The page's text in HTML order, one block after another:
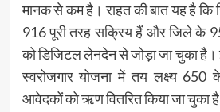
मानक से कम है। राहत की बात यह है
916 पूरी तरह सक्रिय हैं और जिले के
को डिजिटल लेनदेन से जोड़ा जा चुका
स्वरोजगार योजना में तय लक्ष्य 650
आवेदकों को ऋण वितरित किया जा चुका